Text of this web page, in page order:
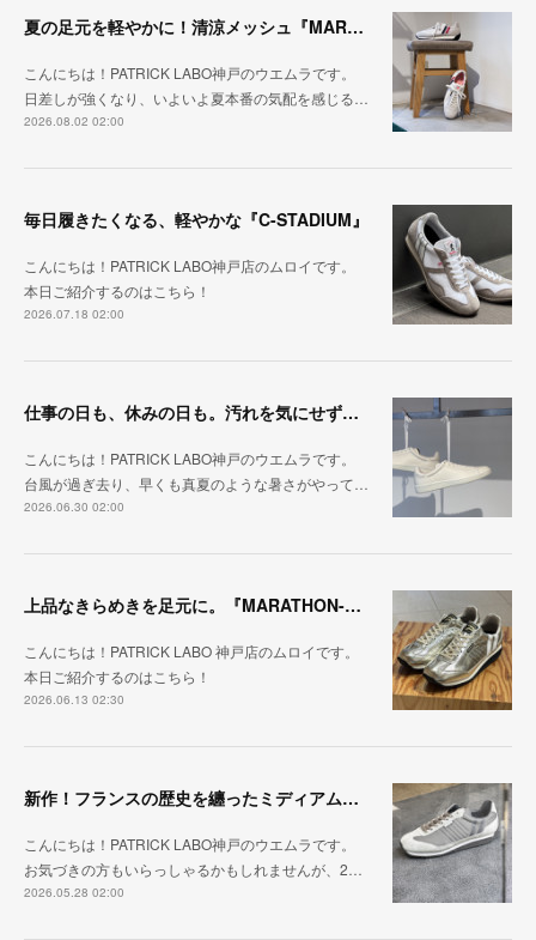
夏の足元を軽やかに！清涼メッシュ『MARATHON-ME2』
こんにちは！PATRICK LABO神戸のウエムラです。
日差しが強くなり、いよいよ夏本番の気配を感じる…
2026.08.02 02:00
毎日履きたくなる、軽やかな『C-STADIUM』
こんにちは！PATRICK LABO神戸店のムロイです。
本日ご紹介するのはこちら！
2026.07.18 02:00
仕事の日も、休みの日も。汚れを気にせず毎日履ける『PUNCH-WP_WHT』
こんにちは！PATRICK LABO神戸のウエムラです。
台風が過ぎ去り、早くも真夏のような暑さがやって…
2026.06.30 02:00
上品なきらめきを足元に。『MARATHON-HAKU』
こんにちは！PATRICK LABO 神戸店のムロイです。
本日ご紹介するのはこちら！
2026.06.13 02:30
新作！フランスの歴史を纏ったミディアムグレー「MARATHON_CASTLE」
こんにちは！PATRICK LABO神戸のウエムラです。
お気づきの方もいらっしゃるかもしれませんが、2…
2026.05.28 02:00